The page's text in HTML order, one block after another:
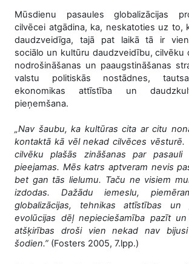
Mūsdienu pasaules globalizācijas
cilvēcei atgādina, ka, neskatoties uz to,
daudzveidīga, tajā pat laikā tā ir
sociālo un kultūru daudzveidību, cilvēku
nodrošināšanas un paaugstināšanas
valstu politiskās nostādnes,
ekonomikas attīstība un
pieņemšana.
„Nav šaubu, ka kultūras cita ar citu
kontaktā kā vēl nekad cilvēces vēsturē.
cilvēku plašās zināšanas par
pieejamas. Mēs katrs aptveram nevis
bet gan tās lielumu. Taču ne visiem
izdodas. Dažādu iemeslu,
globalizācijas, tehnikas attīstības un
evolūcijas dēļ nepieciešamība pazīt
atšķirības droši vien nekad nav
šodien.” (Fosters 2005, 7.lpp.)